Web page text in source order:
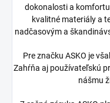
dokonalosti a
kvalitné materiály a
nadčasovým a
Pre značku ASKO je
Zahŕňa aj používateľskú
nášmu